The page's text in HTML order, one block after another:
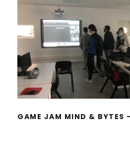
GAME JAM MIND &
GAME JAM MIND & BYTES